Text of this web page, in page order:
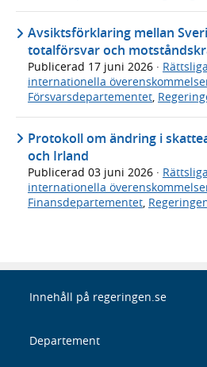
Avsiktsförklaring mellan
totalförsvar och
Publicerad 17 juni 2026 ·
internationella
Försvarsdepartementet,
Protokoll om ändring i
och Irland
Publicerad 03 juni 2026 ·
internationella
Finansdepartementet,
Innehåll på regeringen.se
Departement